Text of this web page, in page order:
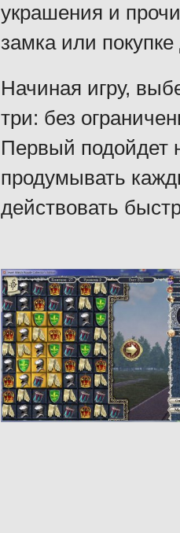
украшения и
замка или
Начиная игру,
три: без
Первый подойдет
продумывать
действовать